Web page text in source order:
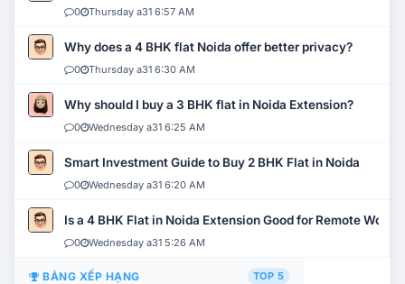
0 Thursday a31 6:57 AM
Why does a 4 BHK flat Noida offer better privacy?
0 Thursday a31 6:30 AM
Why should I buy a 3 BHK flat in Noida Extension?
0 Wednesday a31 6:25 AM
Smart Investment Guide to Buy 2 BHK Flat in Noida
0 Wednesday a31 6:20 AM
Is a 4 BHK Flat in Noida Extension Good for Remote Work?
0 Wednesday a31 5:26 AM
BẢNG XẾP HẠNG TOP 5